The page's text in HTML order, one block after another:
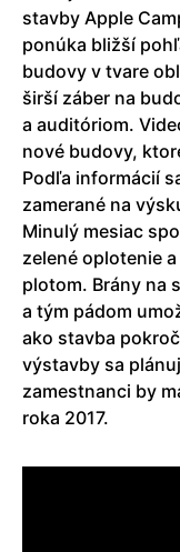
stavby Apple
ponúka bližší
budovy v tvare
širší záber na
a auditóriom.
nové budovy,
Podľa informácií
zamerané na
Minulý mesiac
zelené oplotenie
plotom. Brány na
a tým pádom
ako stavba
výstavby sa
zamestnanci by
roka 2017.